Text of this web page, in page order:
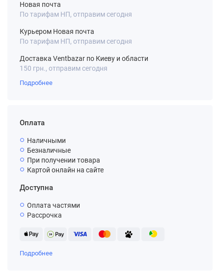
Новая почта
По тарифам НП, отправим сегодня
Курьером Новая почта
По тарифам НП, отправим сегодня
Доставка Ventbazar по Киеву и области
150 грн., отправим сегодня
Подробнее
Оплата
Наличными
Безналичные
При получении товара
Картой онлайн на сайте
Доступна
Оплата частями
Рассрочка
Подробнее